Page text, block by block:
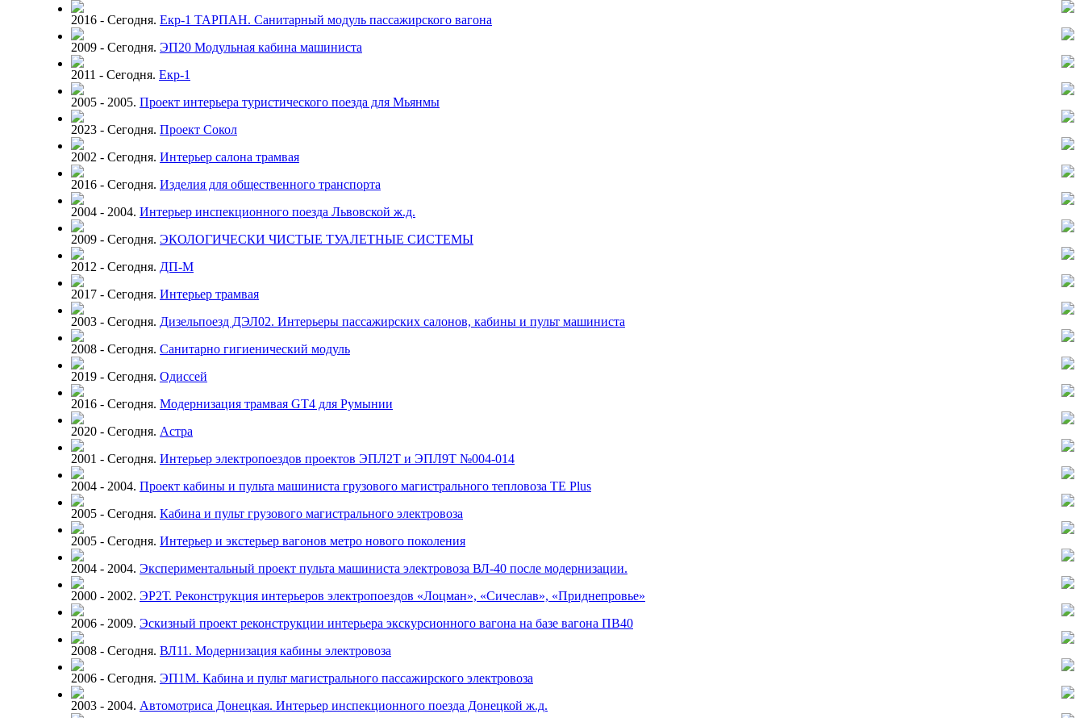
2016 - Сегодня. Екр-1 ТАРПАН. Санитарный модуль пассажирского вагона
2009 - Сегодня. ЭП20 Модульная кабина машиниста
2011 - Сегодня. Екр-1
2005 - 2005. Проект интерьера туристического поезда для Мьянмы
2023 - Сегодня. Проект Сокол
2002 - Сегодня. Интерьер салона трамвая
2016 - Сегодня. Изделия для общественного транспорта
2004 - 2004. Интерьер инспекционного поезда Львовской ж.д.
2009 - Сегодня. ЭКОЛОГИЧЕСКИ ЧИСТЫЕ ТУАЛЕТНЫЕ СИСТЕМЫ
2012 - Сегодня. ДП-М
2017 - Сегодня. Интерьер трамвая
2003 - Сегодня. Дизельпоезд ДЭЛ02. Интерьеры пассажирских салонов, кабины и пульт машиниста
2008 - Сегодня. Санитарно гигиенический модуль
2019 - Сегодня. Одиссей
2016 - Сегодня. Модернизация трамвая GT4 для Румынии
2020 - Сегодня. Астра
2001 - Сегодня. Интерьер электропоездов проектов ЭПЛ2Т и ЭПЛ9Т №004-014
2004 - 2004. Проект кабины и пульта машиниста грузового магистрального тепловоза TE Plus
2005 - Сегодня. Кабина и пульт грузового магистрального электровоза
2005 - Сегодня. Интерьер и экстерьер вагонов метро нового поколения
2004 - 2004. Экспериментальный проект пульта машиниста электровоза ВЛ-40 после модернизации.
2000 - 2002. ЭР2Т. Реконструкция интерьеров электропоездов «Лоцман», «Сичеслав», «Приднепровье»
2006 - 2009. Эскизный проект реконструкции интерьера экскурсионного вагона на базе вагона ПВ40
2008 - Сегодня. ВЛ11. Модернизация кабины электровоза
2006 - Сегодня. ЭП1М. Кабина и пульт магистрального пассажирского электровоза
2003 - 2004. Автомотриса Донецкая. Интерьер инспекционного поезда Донецкой ж.д.